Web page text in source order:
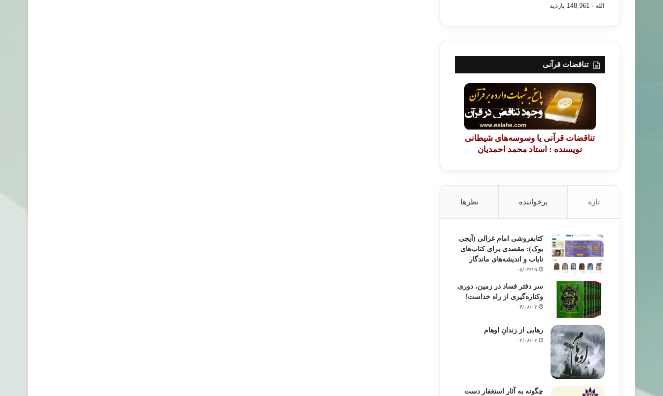
الله - 148,961 بازدید
تناقضات قرآنی
تناقضات قرآنی یا وسوسه‌های شیطانی
نویسنده : استاد محمد احمدیان
تازه پرخواننده نظرها
کتابفروشی امام غزالی (آیجی
بوک): مقصدی برای کتاب‌های
نایاب و اندیشه‌های ماندگار
۰۵/۰۳/۱۹
سر دفتر فساد در زمین‌، دوری
وکناره‌گیری از راه خداست‌!
۰۴/۰۸/۰۳
رهایی از زندانِ اوهام
۰۴/۰۸/۰۳
چگونه به آثار استغفار دست